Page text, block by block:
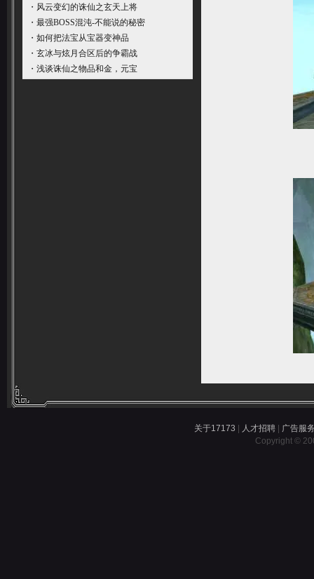
・ 风云变幻的诛仙之玄天上将
・最强BOSS混沌-不能说的秘密
・如何把法宝从宝器变神品
・玄冰与炫月合区后的争霸战
・浅谈诛仙之物品和金，元宝
关于17173 人才招聘
广告服
Copyright ©